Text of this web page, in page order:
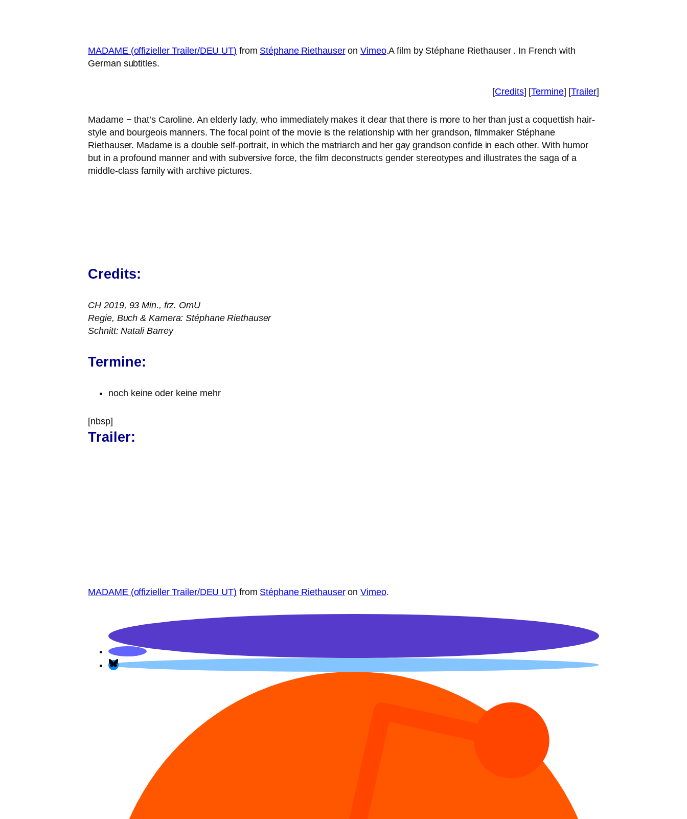
MADAME(offi­zi­el­ler Trailer/DEU UT) from Stéphane RiethauseronVimeo.A film by Stéphane Riethauser . In French with
German subtitles.
[Credits] [Termine] [Trailer]
Madame − that’s Caroline. An elder­ly lady, who imme­dia­te­ly makes it clear that the­re is more to her than just a coquet­tish hair­
style and bour­geois man­ners. The focal point of the movie is the rela­ti­onship with her grand­son, film­ma­ker Stéphane
Riethauser. Madame is a dou­ble self-por­trait, in which the matri­arch and her gay grand­son con­fi­de in each other. With humor
but in a pro­found man­ner and with sub­ver­si­ve force, the film decon­s­tructs gen­der ste­reo­ty­pes and illus­tra­tes the saga of a
midd­le-class fami­ly with archi­ve pictures.
Credits:
CH 2019, 93 Min., frz. OmU
Regie, Buch& Kamera: Stéphane Riethauser
Schnitt: Natali Barrey
Termine:
noch kei­ne oder kei­ne mehr
[nbsp]
Trailer:
MADAME(offi­zi­el­ler Trailer/DEU UT) from Stéphane RiethauseronVimeo.